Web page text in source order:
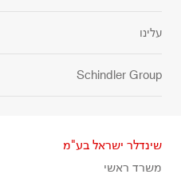
עלינו
Schindler Group
שינדלר ישראל בע"מ
משרד ראשי